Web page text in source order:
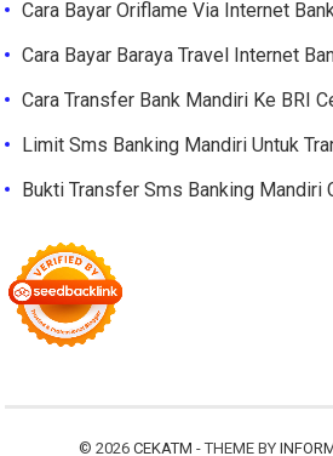
Cara Bayar Oriflame Via Internet
Cara Bayar Baraya Travel Internet
Cara Transfer Bank Mandiri Ke BRI
Limit Sms Banking Mandiri Untuk
Bukti Transfer Sms Banking Mandiri
© 2026 CEKATM - THEME BY